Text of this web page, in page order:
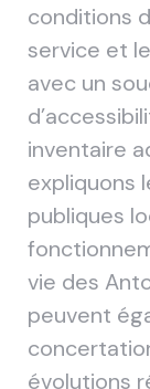
conditions
service et
avec un
inventaire
expliquons
publiques
vie des
peuvent
évolutions